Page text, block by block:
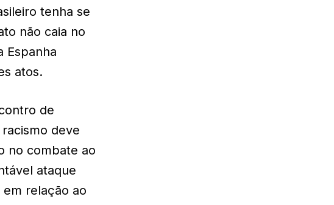
tenha se
não caia no
Espanha
atos.
de
deve
no combate ao
ataque
em relação ao